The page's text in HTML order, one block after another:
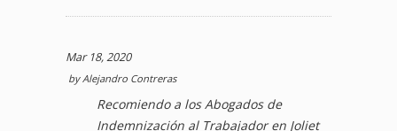
Mar 18, 2020
by Alejandro Contreras
Recomiendo a los Abogados de
Indemnización al Trabajador en Joliet